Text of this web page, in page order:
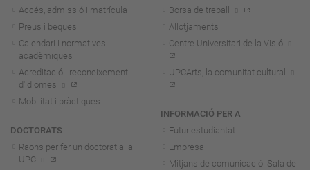
Accés, admissió i matrícula
Preus i beques
Calendari i normatives
acadèmiques
Acreditació i reconeixement
d'idiomes
Mobilitat i pràctiques
DOCTORATS
Raons per fer un doctorat a la
UPC
Borsa de treball
Allotjaments
Centre Universitari de la Visió
UPCArts, la comunitat cultural
INFORMACIÓ PER A
Futur estudiantat
Empresa
Mitjans de comunicació. Sala de